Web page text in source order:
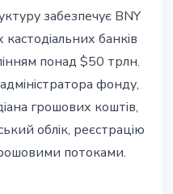
забезпечує BNY
банків
понад $50 трлн.
фонду,
грошових коштів,
облік, реєстрацію
потоками.